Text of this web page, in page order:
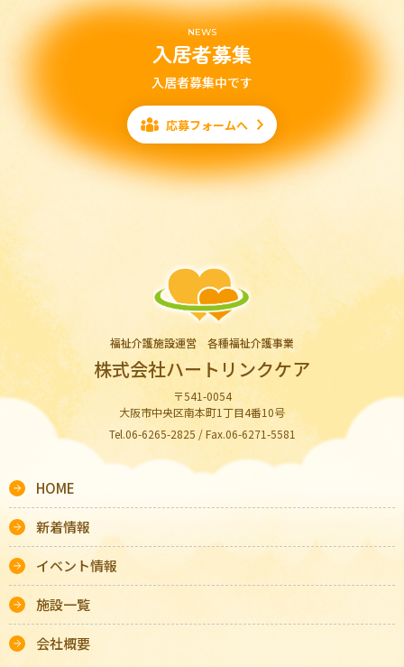
NEWS
入居者募集
入居者募集中です
応募フォームへ
福祉介護施設運営 各種福祉介護事業
株式会社ハートリンクケア
〒541-0054
大阪市中央区南本町1丁目4番10号
Tel.06-6265-2825 / Fax.06-6271-5581
HOME
新着情報
イベント情報
施設一覧
会社概要